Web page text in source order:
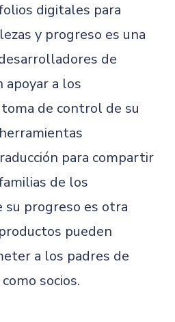
digitales para
y progreso es una
de
apoyar a los
de control de su
para compartir
de los
progreso es otra
pueden
a los padres de
socios.